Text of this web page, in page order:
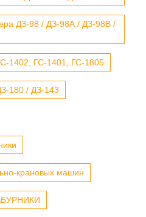
ДЗ-98 / ДЗ-98А / ДЗ-98В /
1402, ГС-1401, ГС-1805
180 / ДЗ-143
крановых машин